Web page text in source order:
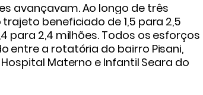
avançavam. Ao longo de três
beneficiado de 1,5 para 2,5
para 2,4 milhões. Todos os esforços
entre a rotatória do bairro Pisani,
Materno e Infantil Seara do